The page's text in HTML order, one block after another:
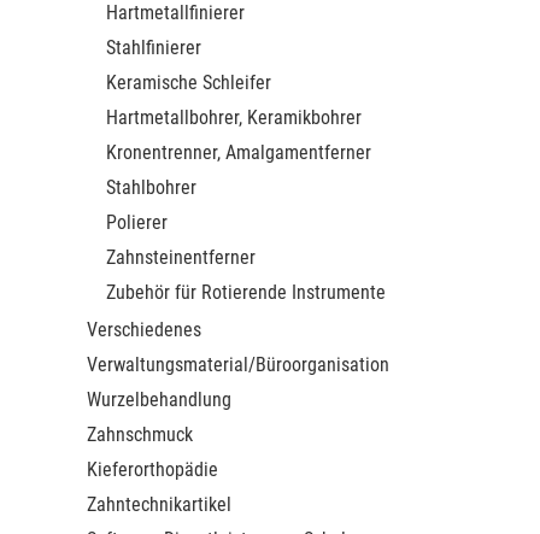
Hartmetallfinierer
Stahlfinierer
Keramische Schleifer
Hartmetallbohrer, Keramikbohrer
Kronentrenner, Amalgamentferner
Stahlbohrer
Polierer
Zahnsteinentferner
Zubehör für Rotierende Instrumente
Verschiedenes
Verwaltungsmaterial/Büroorganisation
Wurzelbehandlung
Zahnschmuck
Kieferorthopädie
Zahntechnikartikel